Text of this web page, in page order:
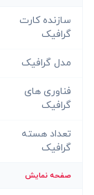
سازنده کارت
گرافیک
مدل گرافیک
فناوری های
گرافیک
تعداد هسته
گرافیک
صفحه نمایش